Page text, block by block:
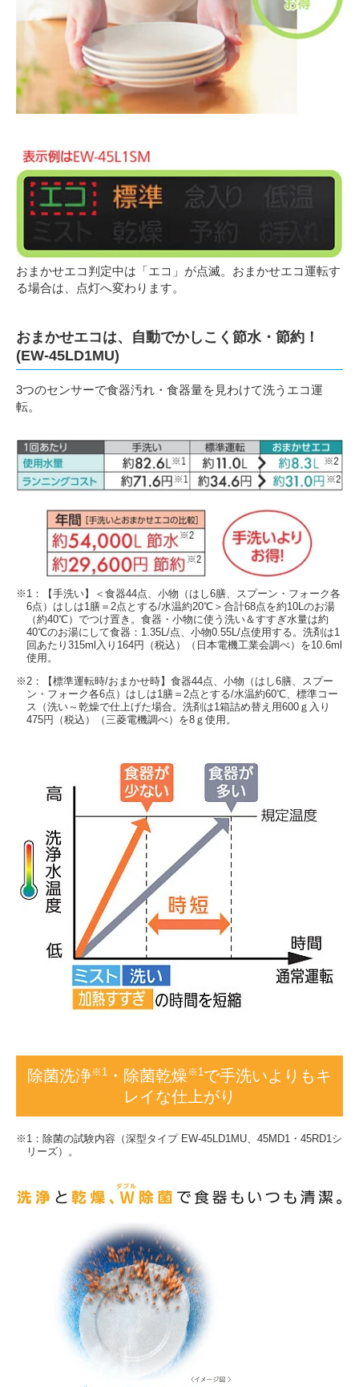
おまかせエコ判定中は「エコ」が点滅。おまかせエコ運転す
る場合は、点灯へ変わります。
おまかせエコは、自動でかしこく節水・節約！
(EW-45LD1MU)
3つのセンサーで食器汚れ・食器量を見わけて洗うエコ運
転。
※1：【手洗い】＜食器44点、小物（はし6膳、スプーン・フォーク各
6点）はしは1膳＝2点とする/水温約20℃＞合計68点を約10Lのお湯
（約40℃）でつけ置き。食器・小物に使う洗い＆すすぎ水量は約
40℃のお湯にして食器：1.35L/点、小物0.55L/点使用する。洗剤は1
回あたり315ml入り164円（税込）（日本電機工業会調べ）を10.6ml
使用。
※2：【標準運転時/おまかせ時】食器44点、小物（はし6膳、スプー
ン・フォーク各6点）はしは1膳＝2点とする/水温約60℃、標準コー
ス（洗い～乾燥で仕上げた場合。洗剤は1箱詰め替え用600ｇ入り
475円（税込）（三菱電機調べ）を8ｇ使用。
除菌洗浄※1 ・除菌乾燥 ※1で手洗いよりもキ
レイな仕上がり
※1：除菌の試験内容（深型タイプ EW-45LD1MU、45MD1・45RD1シ
リーズ）。